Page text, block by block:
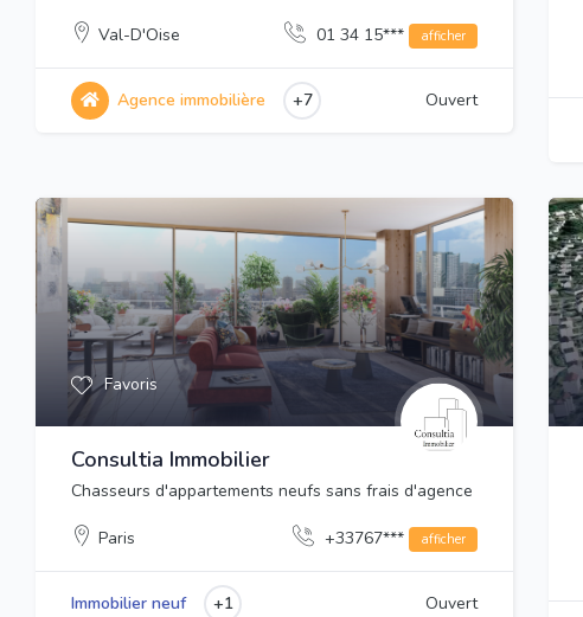
Val-D'Oise 01 34 15*** afficher
Agence immobilière +7 Ouvert
Favoris
Consultia Immobilier
Chasseurs d'appartements neufs sans frais d'agence
Paris +33767*** afficher
Immobilier neuf +1 Ouvert